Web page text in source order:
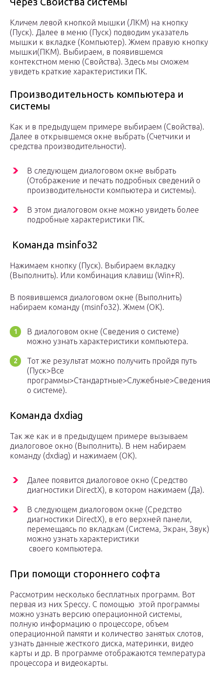
Кличем левой кнопкой мышки (ЛКМ) на кнопку
(Пуск). Далее в меню (Пуск) подводим указатель
мышки к вкладке (Компьютер). Жмем правую кнопку
мышки(ПКМ). Выбираем, в появившемся
контекстном меню (Свойства). Здесь мы сможем
увидеть краткие характеристики ПК.
Производительность компьютера и
системы
Как и в предыдущем примере выбираем (Свойства).
Далее в открывшемся окне выбрать (Счетчики и
средства производительности).
В следующем диалоговом окне выбрать
(Отображение и печать подробных сведений о
производительности компьютера и системы).
В этом диалоговом окне можно увидеть более
подробные характеристики ПК.
Команда msinfo32
Нажимаем кнопку (Пуск). Выбираем вкладку
(Выполнить). Или комбинация клавиш (Win+R).
В появившемся диалоговом окне (Выполнить)
набираем команду (msinfo32). Жмем (ОК).
В диалоговом окне (Сведения о системе)
можно узнать характеристики компьютера.
Тот же результат можно получить пройдя путь
(Пуск>Все
программы>Стандартные>Служебные>Сведения
о системе).
Команда dxdiag
Так же как и в предыдущем примере вызываем
диалоговое окно (Выполнить). В нем набираем
команду (dxdiag) и нажимаем (ОК).
Далее появится диалоговое окно (Средство
диагностики DirectX), в котором нажимаем (Да).
В следующем диалоговом окне (Средство
диагностики DirectX), в его верхней панели,
перемещаясь по вкладкам (Система, Экран, Звук)
можно узнать характеристики
своего компьютера.
При помощи стороннего софта
Рассмотрим несколько бесплатных программ. Вот
первая из них Speccy. С помощью этой программы
можно узнать версию операционной системы,
полную информацию о процессоре, объем
операционной памяти и количество занятых слотов,
узнать данные жесткого диска, материнки, видео
карты и др. В программе отображаются температура
процессора и видеокарты.